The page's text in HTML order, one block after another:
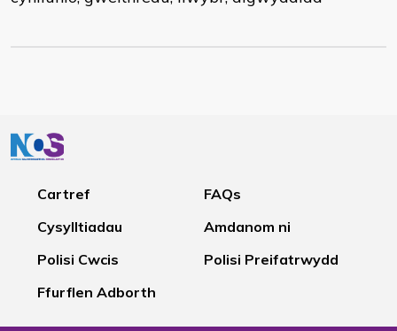
Cartref
FAQs
Cysylltiadau
Amdanom ni
Polisi Cwcis
Polisi Preifatrwydd
Ffurflen Adborth